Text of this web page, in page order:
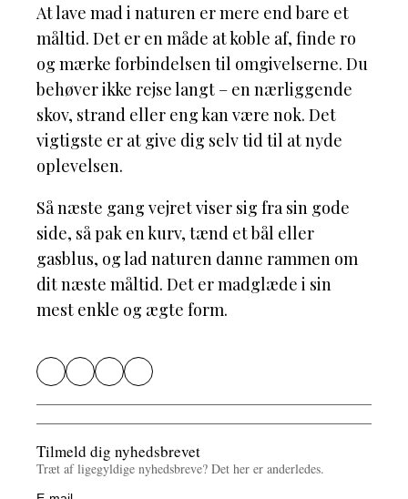
At lave mad i naturen er mere end bare et
måltid. Det er en måde at koble af, finde ro
og mærke forbindelsen til omgivelserne. Du
behøver ikke rejse langt – en nærliggende
skov, strand eller eng kan være nok. Det
vigtigste er at give dig selv tid til at nyde
oplevelsen.
Så næste gang vejret viser sig fra sin gode
side, så pak en kurv, tænd et bål eller
gasblus, og lad naturen danne rammen om
dit næste måltid. Det er madglæde i sin
mest enkle og ægte form.
Tilmeld dig nyhedsbrevet
Træt af ligegyldige nyhedsbreve? Det her er anderledes.